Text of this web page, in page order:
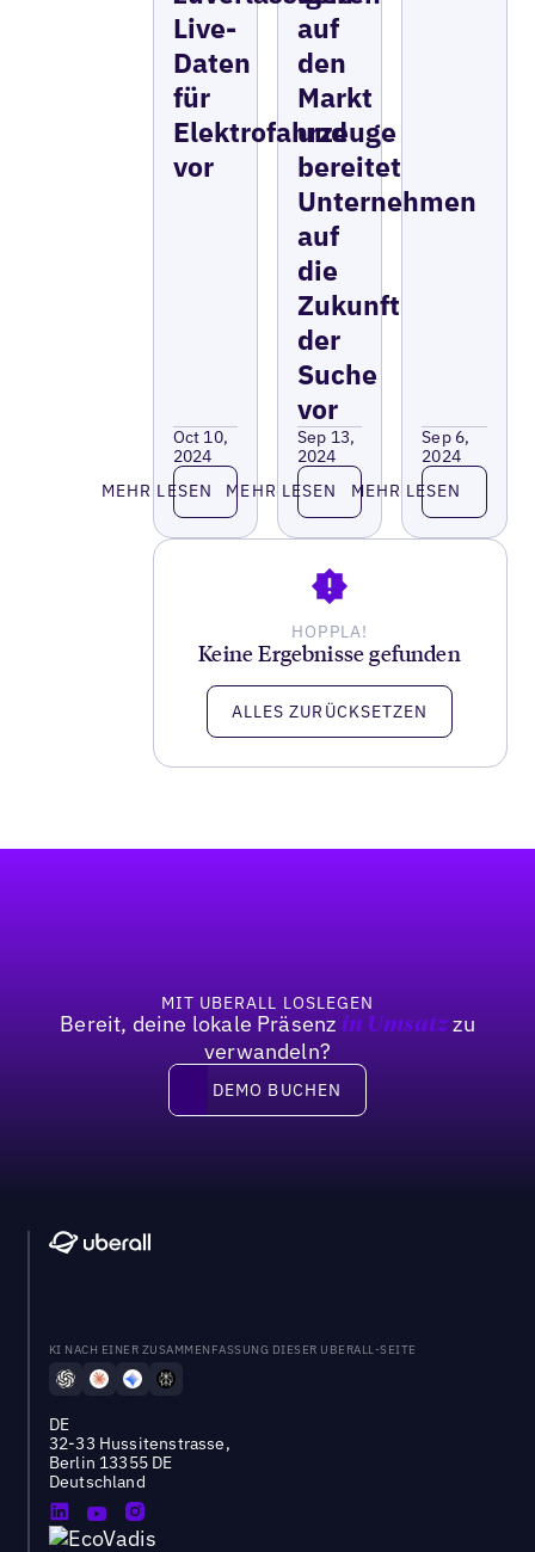
Live-
Daten
für
Elektrofahrzeuge
vor
Oct 10,
2024
Lesen Sie mehr
MEHR LESEN
auf
den
Markt
und
bereitet
Unternehmen
auf
die
Zukunft
der
Suche
vor
Sep 13,
2024
Lesen Sie mehr
MEHR LESEN
Sep 6,
2024
Lesen Sie
MEHR LESEN
HOPPLA!
Keine Ergebnisse gefunden
ALLES ZURÜCKSETZEN
MIT UBERALL LOSLEGEN
Bereit, deine lokale Präsenz in Umsatzzu
verwandeln?
DEMO BUCHEN
DEMO BUCHEN
KI NACH EINER ZUSAMMENFASSUNG DIESER UBERALL-SEITE
DE
32-33 Hussitenstrasse,
Berlin 13355 DE
Deutschland